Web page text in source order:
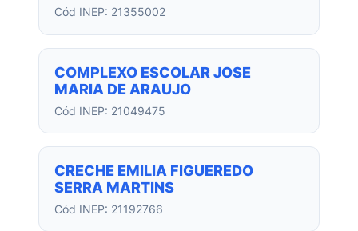
Cód INEP: 21355002
COMPLEXO ESCOLAR JOSE
MARIA DE ARAUJO
Cód INEP: 21049475
CRECHE EMILIA FIGUEREDO
SERRA MARTINS
Cód INEP: 21192766